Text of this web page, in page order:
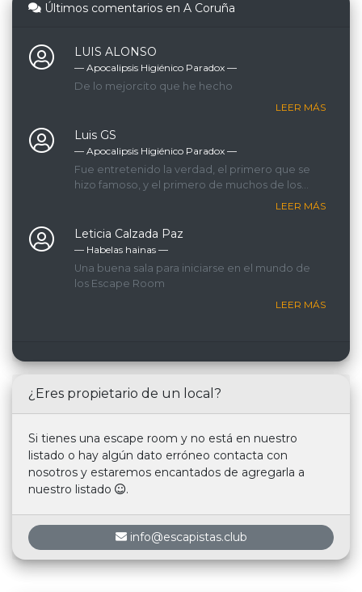
Últimos comentarios en A Coruña
LUIS ALONSO
— Apocalipsis Higiénico Paradox ―
De lo mejorcito que he hecho
LEER MÁS
Luis GS
— Apocalipsis Higiénico Paradox ―
Fue entretenido la verdad, el primero que se
hizo famoso, y el primero de muchos de los
LEER MÁS
Leticia Calzada Paz
— Habelas hainas ―
Una buena sala para iniciarse en el mundo de
los Escape Room
LEER MÁS
¿Eres propietario de un local?
Si tienes una escape room y no está en nuestro
listado o hay algún dato erróneo contacta con
nosotros y estaremos encantados de agregarla a
nuestro listado
.
info@escapistas.club